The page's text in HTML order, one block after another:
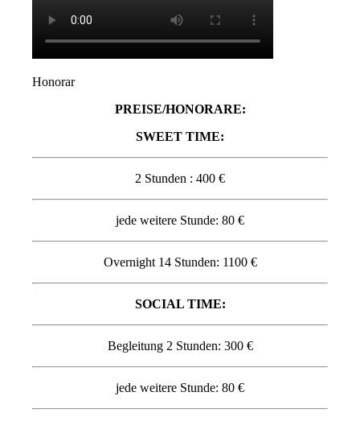
Honorar
PREISE/HONORARE:
SWEET TIME:
2 Stunden : 400 €
jede weitere Stunde: 80 €
Overnight 14 Stunden: 1100 €
SOCIAL TIME:
Begleitung 2 Stunden: 300 €
jede weitere Stunde: 80 €